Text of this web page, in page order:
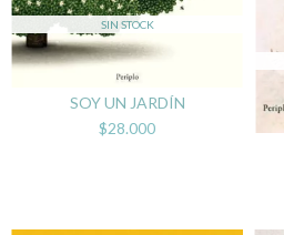
SIN STOCK
SOY UN JARDÍN
$28.000